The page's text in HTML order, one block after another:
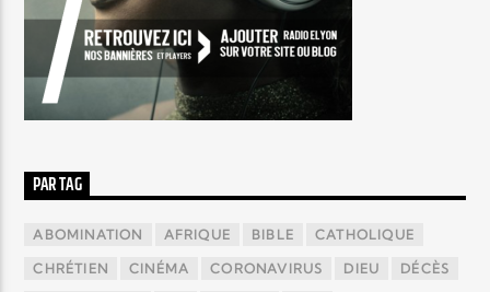
PAR TAG
ABOMINATION AFRIQUE BIBLE CATHOLIQUE
CHRÉTIEN CINÉMA CORONAVIRUS DIEU DÉCÈS